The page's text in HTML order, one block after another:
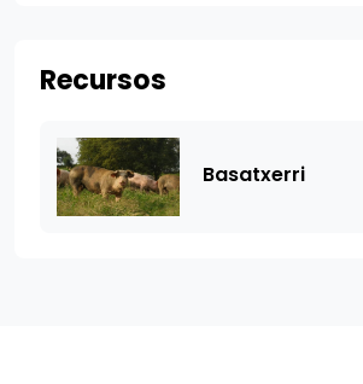
Recursos
Basatxerri